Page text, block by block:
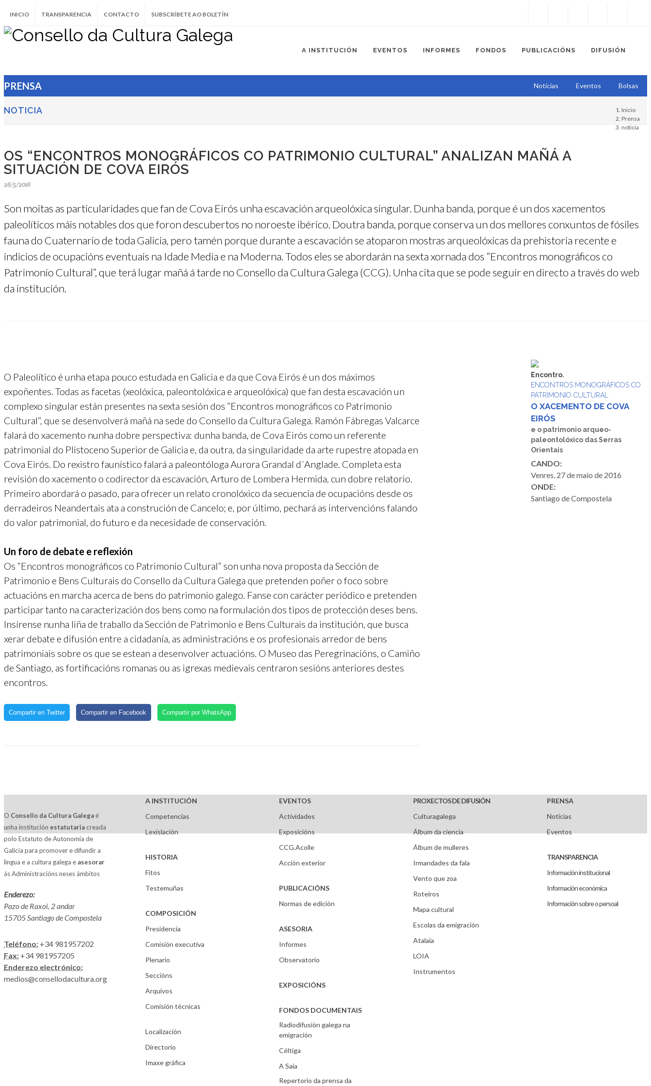
INICIO TRANSPARENCIA CONTACTO SUBSCRÍBETE AO BOLETÍN
A INSTITUCIÓN EVENTOS INFORMES FONDOS PUBLICACIÓNS DIFUSIÓN
PRENSA Noticias Eventos Bolsas
NOTICIA
Inicio
Prensa
noticia
OS “ENCONTROS MONOGRÁFICOS CO PATRIMONIO CULTURAL” ANALIZAN MAÑÁ A
SITUACIÓN DE COVA EIRÓS
26/5/2016
Son moitas as particularidades que fan de Cova Eirós unha escavación arqueolóxica singular. Dunha banda, porque é un dos xacementos
paleolíticos máis notables dos que foron descubertos no noroeste ibérico. Doutra banda, porque conserva un dos mellores conxuntos de fósiles
fauna do Cuaternario de toda Galicia, pero tamén porque durante a escavación se atoparon mostras arqueolóxicas da prehistoria recente e
indicios de ocupacións eventuais na Idade Media e na Moderna. Todos eles se abordarán na sexta xornada dos “Encontros monográficos co
Patrimonio Cultural”, que terá lugar mañá á tarde no Consello da Cultura Galega (CCG). Unha cita que se pode seguir en directo a través do web
da institución.
O Paleolítico é unha etapa pouco estudada en Galicia e da que Cova Eirós é un dos máximos
expoñentes. Todas as facetas (xeolóxica, paleontolóxica e arqueolóxica) que fan desta escavación un
complexo singular están presentes na sexta sesión dos “Encontros monográficos co Patrimonio
Cultural”, que se desenvolverá mañá na sede do Consello da Cultura Galega. Ramón Fábregas Valcarce
falará do xacemento nunha dobre perspectiva: dunha banda, de Cova Eirós como un referente
patrimonial do Plistoceno Superior de Galicia e, da outra, da singularidade da arte rupestre atopada en
Cova Eirós. Do rexistro faunístico falará a paleontóloga Aurora Grandal d´Anglade. Completa esta
revisión do xacemento o codirector da escavación, Arturo de Lombera Hermida, cun dobre relatorio.
Primeiro abordará o pasado, para ofrecer un relato cronolóxico da secuencia de ocupacións desde os
derradeiros Neandertais ata a construción de Cancelo; e, por último, pechará as intervencións falando
do valor patrimonial, do futuro e da necesidade de conservación.
Un foro de debate e reflexión
Os “Encontros monográficos co Patrimonio Cultural” son unha nova proposta da Sección de
Patrimonio e Bens Culturais do Consello da Cultura Galega que pretenden poñer o foco sobre
actuacións en marcha acerca de bens do patrimonio galego. Fanse con carácter periódico e pretenden
participar tanto na caracterización dos bens como na formulación dos tipos de protección deses bens.
Insírense nunha liña de traballo da Sección de Patrimonio e Bens Culturais da institución, que busca
xerar debate e difusión entre a cidadanía, as administracións e os profesionais arredor de bens
patrimoniais sobre os que se estean a desenvolver actuacións. O Museo das Peregrinacións, o Camiño
de Santiago, as fortificacións romanas ou as igrexas medievais centraron sesións anteriores destes
encontros.
Compartir en Twitter Compartir en Facebook Compartir por WhatsApp
Encontro.
ENCONTROS MONOGRÁFICOS CO
PATRIMONIO CULTURAL
O XACEMENTO DE COVA
EIRÓS
e o patrimonio arqueo-
paleontolóxico das Serras
Orientais
CANDO:
Venres, 27 de maio de 2016
ONDE:
Santiago de Compostela
O Consello da Cultura Galega é
unha institución estatutariacreada
polo Estatuto de Autonomía de
Galicia para promover e difundir a
lingua e a cultura galega e asesorar
ás Administracións neses ámbitos
Enderezo:
Pazo de Raxoi, 2 andar
15705 Santiago de Compostela
Teléfono: +34 981957202
Fax: +34 981957205
Enderezo electrónico:
medios@consellodacultura.org
A INSTITUCIÓN
Competencias
Lexislación
HISTORIA
Fitos
Testemuñas
COMPOSICIÓN
Presidencia
Comisión executiva
Plenario
Seccións
Arquivos
Comisión técnicas
Localización
Directorio
Imaxe gráfica
EVENTOS
Actividades
Exposicións
CCG.Acolle
Acción exterior
PUBLICACIÓNS
Normas de edición
ASESORIA
Informes
Observatorio
EXPOSICIÓNS
FONDOS DOCUMENTAIS
Radiodifusión galega na
emigración
Céltiga
A Saia
Repertorio da prensa da
PROXECTOS DE DIFUSIÓN
Culturagalega
Álbum da ciencia
Álbum de mulleres
Irmandades da fala
Vento que zoa
Roteiros
Mapa cultural
Escolas da emigración
Atalaia
LOIA
Instrumentos
PRENSA
Noticias
Eventos
TRANSPARENCIA
Información institucional
Información económica
Información sobre o persoal